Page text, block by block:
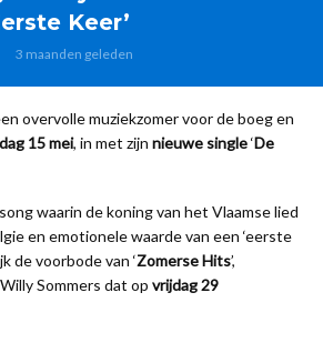
Keer’
3 maanden geleden
overvolle muziekzomer voor de boeg en
15 mei, in met zijn nieuwe single‘De
waarin de koning van het Vlaamse lied
en emotionele waarde van een ‘eerste
de voorbode van ‘Zomerse Hits’,
Sommers dat op vrijdag 29